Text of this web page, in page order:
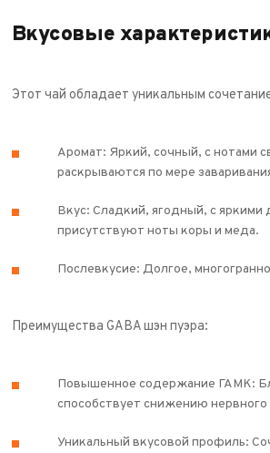
Вкусовые
Этот чай обладает уникальным
Аромат: Яркий, сочный, с нотами
раскрываются по мере
Вкус: Сладкий, ягодный, с
присутствуют ноты коры и меда.
Послевкусие: Долгое,
Преимущества GABA шэн пуэра:
Повышенное содержание ГАМК:
способствует снижению
Уникальный вкусовой профиль: